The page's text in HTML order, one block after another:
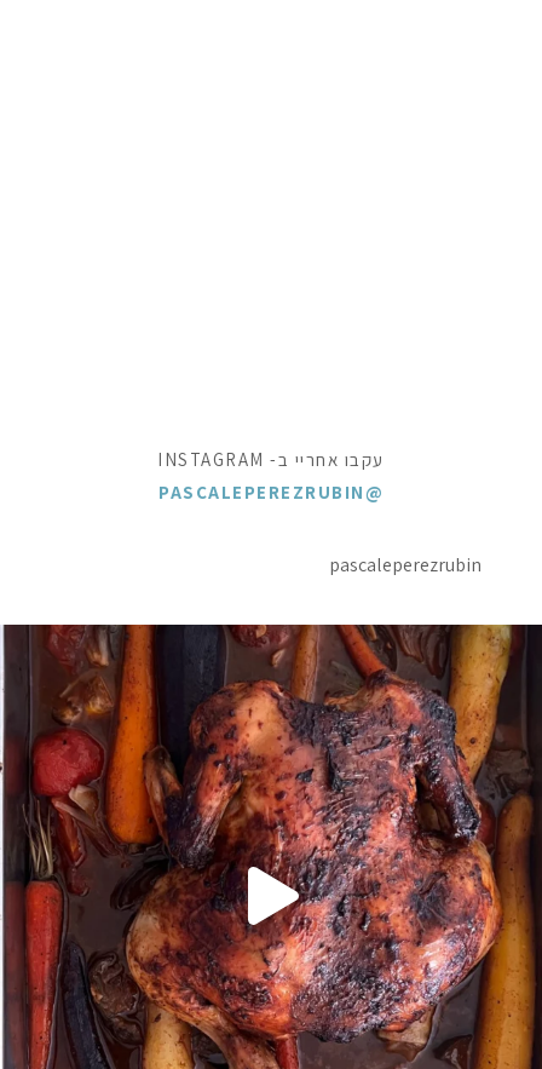
עקבו אחריי ב- INSTAGRAM
@PASCALEPEREZRUBIN
pascaleperezrubin